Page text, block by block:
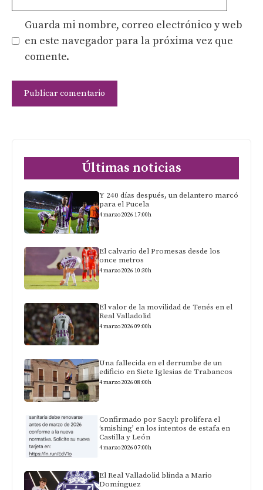
Guarda mi nombre, correo electrónico y web
en este navegador para la próxima vez que
comente.
Últimas noticias
Y 240 días después, un delantero marcó
para el Pucela
4 marzo 2026 17:00h
El calvario del Promesas desde los
once metros
4 marzo 2026 10:30h
El valor de la movilidad de Tenés en el
Real Valladolid
4 marzo 2026 09:00h
Una fallecida en el derrumbe de un
edificio en Siete Iglesias de Trabancos
4 marzo 2026 08:00h
Confirmado por Sacyl: prolifera el
‘smishing’ en los intentos de estafa en
Castilla y León
4 marzo 2026 07:00h
El Real Valladolid blinda a Mario
Domínguez